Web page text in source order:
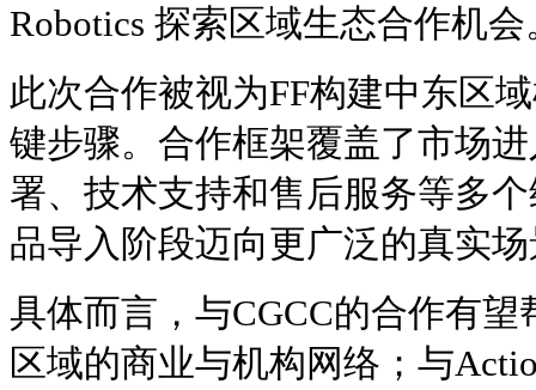
Robotics 探索区域生态合作机会
此次合作被视为FF构建中东区
键步骤。合作框架覆盖了市场
署、技术支持和售后服务等多
品导入阶段迈向更广泛的真实
具体而言，与CGCC的合作有望
区域的商业与机构网络；与